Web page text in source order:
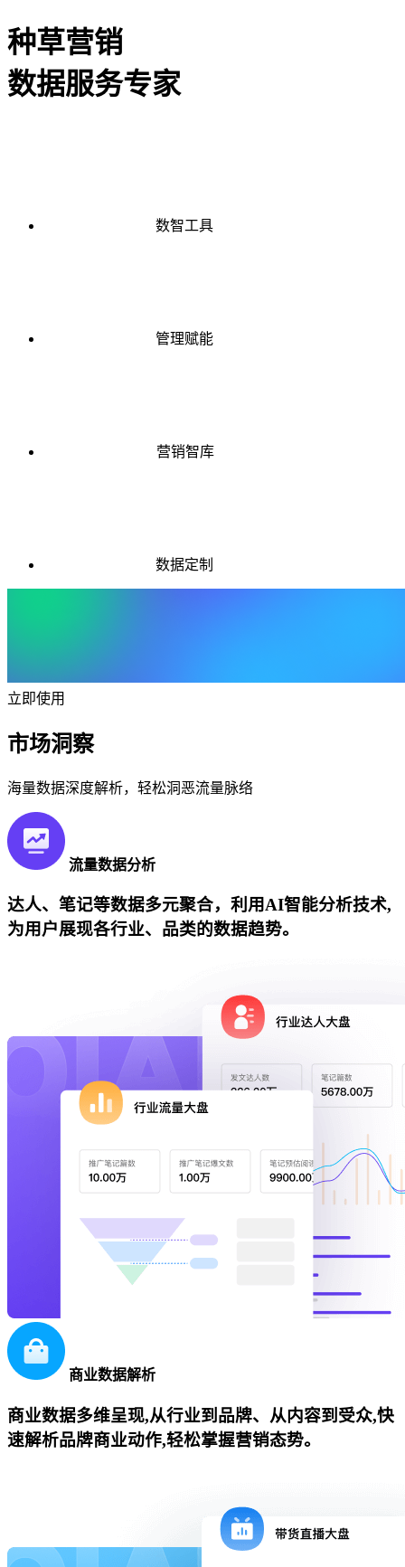
种草营销
数据服务专家
数智工具
管理赋能
营销智库
数据定制
立即使用
市场洞察
海量数据深度解析，轻松洞恶流量脉络
流量数据分析
达人、笔记等数据多元聚合，利用AI智能分析技术,
为用户展现各行业、品类的数据趋势。
商业数据解析
商业数据多维呈现,从行业到品牌、从内容到受众,快
速解析品牌商业动作,轻松掌握营销态势。